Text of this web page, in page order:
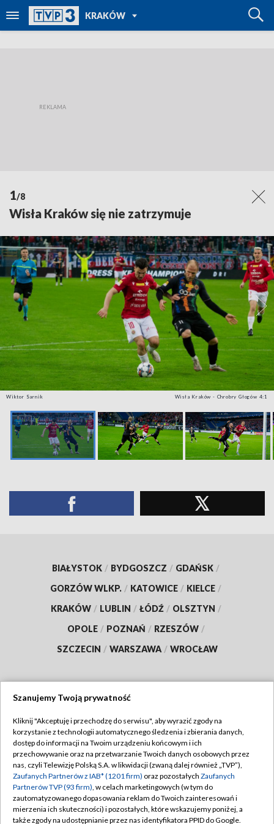
KRAKÓW
POWRÓT DO
TVP REGIONY
1/8
Wisła Kraków się nie zatrzymuje
Wiktor Sarnik Wisła Kraków - Chrobry Głogów 4:1
BIAŁYSTOK / BYDGOSZCZ / GDAŃSK /
GORZÓW WLKP. / KATOWICE / KIELCE /
KRAKÓW / LUBLIN / ŁÓDŹ / OLSZTYN /
OPOLE / POZNAŃ / RZESZÓW /
SZCZECIN / WARSZAWA / WROCŁAW
TVP
Abonament TVP
Emisja w TVP
Centrum informacji TVP
Naziemna Telewizja Cyfrowa
Regulamin TVP
Polityka prywatności
Moje zgody
Pomoc
Szanujemy Twoją prywatność
Kliknij "Akceptuję i przechodzę do serwisu", aby wyrazić zgody na
korzystanie z technologii automatycznego śledzenia i zbierania danych,
dostęp do informacji na Twoim urządzeniu końcowym i ich
przechowywanie oraz na przetwarzanie Twoich danych osobowych przez
nas, czyli Telewizję Polską S.A. w likwidacji (zwaną dalej również „TVP”),
Zaufanych Partnerów z IAB* (1201 firm) oraz pozostałych Zaufanych
Partnerów TVP (93 firm), w celach marketingowych (w tym do
zautomatyzowanego dopasowania reklam do Twoich zainteresowań i
mierzenia ich skuteczności) i pozostałych, które wskazujemy poniżej, a
także zgody na udostępnianie przez nas identyfikatora PPID do Google.